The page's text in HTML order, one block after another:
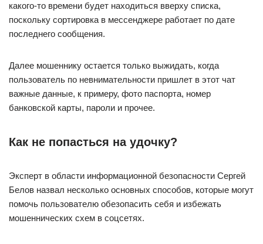
какого-то времени будет находиться вверху списка,
поскольку сортировка в мессенджере работает по дате
последнего сообщения.
Далее мошеннику остается только выжидать, когда
пользователь по невнимательности пришлет в этот чат
важные данные, к примеру, фото паспорта, номер
банковской карты, пароли и прочее.
Как не попасться на удочку?
Эксперт в области информационной безопасности Сергей
Белов назвал несколько основных способов, которые могут
помочь пользователю обезопасить себя и избежать
мошеннических схем в соцсетях.